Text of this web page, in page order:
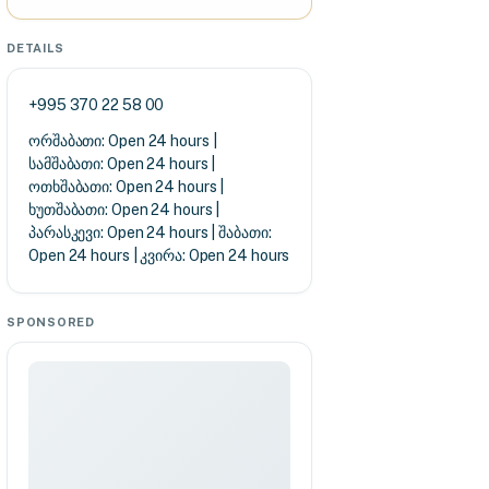
DETAILS
+995 370 22 58 00
ორშაბათი: Open 24 hours |
სამშაბათი: Open 24 hours |
ოთხშაბათი: Open 24 hours |
ხუთშაბათი: Open 24 hours |
პარასკევი: Open 24 hours | შაბათი:
Open 24 hours | კვირა: Open 24 hours
SPONSORED